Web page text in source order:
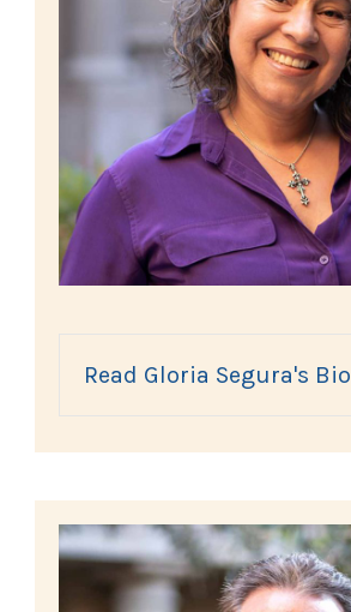
Read Gloria Segura's Bio